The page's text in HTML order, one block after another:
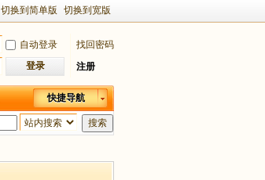
切换到简单版 切换到宽版
自动登录
找回密码
登录 注册
快捷导航
搜索